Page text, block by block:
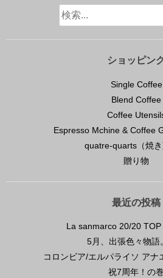
ショッピン
Single Coffee
Blend Coffee
Coffee
Espresso Mchine & Coffee
quatre-quarts（焼き
贈り物
最近の投稿
La sanmarco 20/20 TOP
5月、出張色々物語
コロンビア/エルパライソ アナ
祝7周年！の巻